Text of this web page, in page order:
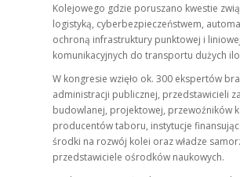
Kolejowego gdzie poruszano kwestie
logistyką, cyberbezpieczeństwem,
ochroną infrastruktury punktowej i
komunikacyjnych do transportu dużych
W kongresie wzięło ok. 300 ekspertów
administracji publicznej, przedstawicieli
budowlanej, projektowej, przewoźników
producentów taboru, instytucje
środki na rozwój kolei oraz władze
przedstawiciele ośrodków naukowych.